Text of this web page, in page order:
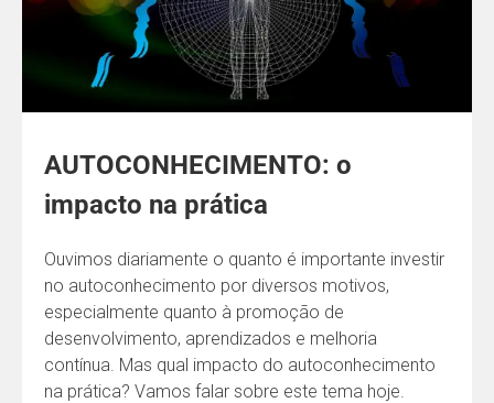
AUTOCONHECIMENTO: o
impacto na prática
Ouvimos diariamente o quanto é importante investir
no autoconhecimento por diversos motivos,
especialmente quanto à promoção de
desenvolvimento, aprendizados e melhoria
contínua. Mas qual impacto do autoconhecimento
na prática? Vamos falar sobre este tema hoje.